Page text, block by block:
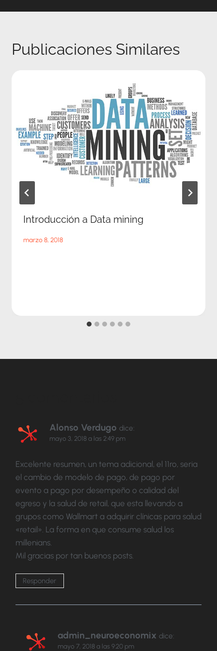
Publicaciones Similares
Introducción a Data mining
marzo 8, 2018
Alonso Verdugo dice:
mayo 3, 2018 a las 2:49 pm
Excelente resumen, un tema adicional, el 11ro, seria
el cambio de modelo de pago, de pago por
evento a pago por desempeño o calidad del
egreso y la salud de retail, que esta llevando a
grupos como Wallmart a adquirir clínicas para salud
«retail». La forma en que consume salud los
millenians.
Mil gracias por tan buenos posts.
Responder
admin_neuroeconomix dice:
mayo 7, 2018 a las 9:20 pm